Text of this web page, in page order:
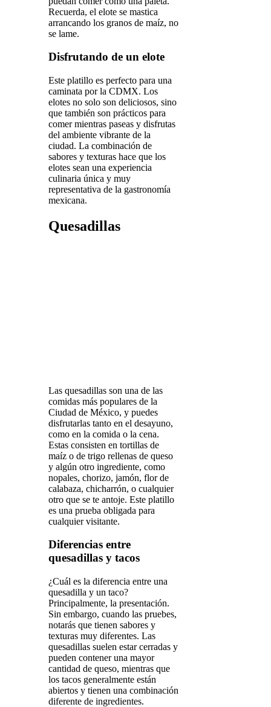
Recuerda, el elote se mastica
arrancando los granos de maíz, no
se lame.
Disfrutando de un elote
Este platillo es perfecto para una
caminata por la CDMX. Los
elotes no solo son deliciosos, sino
que también son prácticos para
comer mientras paseas y disfrutas
del ambiente vibrante de la
ciudad. La combinación de
sabores y texturas hace que los
elotes sean una experiencia
culinaria única y muy
representativa de la gastronomía
mexicana.
Quesadillas
Las quesadillas son una de las
comidas más populares de la
Ciudad de México, y puedes
disfrutarlas tanto en el desayuno,
como en la comida o la cena.
Estas consisten en tortillas de
maíz o de trigo rellenas de queso
y algún otro ingrediente, como
nopales, chorizo, jamón, flor de
calabaza, chicharrón, o cualquier
otro que se te antoje. Este platillo
es una prueba obligada para
cualquier visitante.
Diferencias entre
quesadillas y tacos
¿Cuál es la diferencia entre una
quesadilla y un taco?
Principalmente, la presentación.
Sin embargo, cuando las pruebes,
notarás que tienen sabores y
texturas muy diferentes. Las
quesadillas suelen estar cerradas y
pueden contener una mayor
cantidad de queso, mientras que
los tacos generalmente están
abiertos y tienen una combinación
diferente de ingredientes.